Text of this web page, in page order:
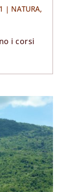
| NATURA,
i corsi